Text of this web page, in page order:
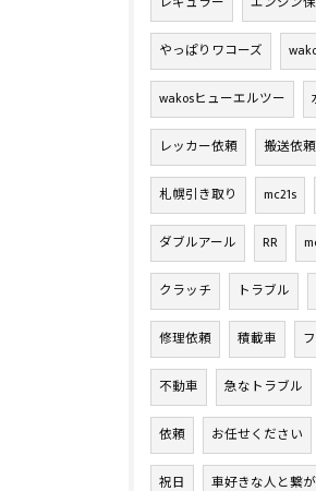
やっぱりワコーズ
wakosヒューエルツー
レッカー依頼 搬送依頼
札幌引き取り mc21s
ダブルアール RR
クラッチ トラブル
修理依頼 積載車
不動車 急なトラブル
依頼 お任せください
祝日 車好きな人と繋